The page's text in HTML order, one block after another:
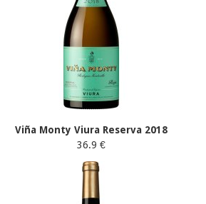
Viña Monty Viura Reserva 2018
36.9 €